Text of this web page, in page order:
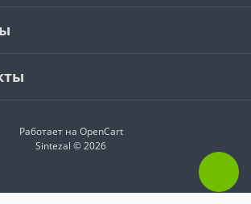
Работает на OpenCart
Sintezal © 2026